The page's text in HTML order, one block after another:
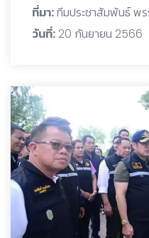
ที่มา:ทีมประชาสัมพันธ์ พ
วันที่: 20 กันยายน 2566